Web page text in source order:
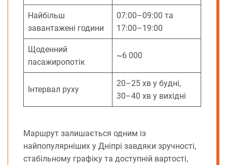
Найбільш
завантажені години
07:00–09:00 та
17:00–19:00
Щоденний
пасажиропотік
~6 000
Інтервал руху
20–25 хв у будні,
30–40 хв у вихідні
Маршрут залишається одним із
найпопулярніших у Дніпрі завдяки зручності,
стабільному графіку та доступній вартості,